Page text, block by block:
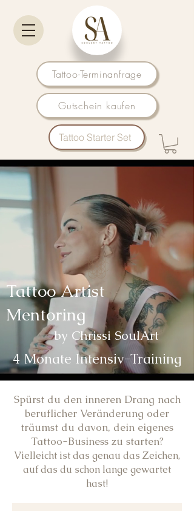
Tattoo-Terminanfrage
Gutschein kaufen
Tattoo Starter Set
Tattoo Artist
Mentoring
by Chrissi SoulArt
4 Monate Intensiv-Training
Spürst du den inneren Drang nach
beruflicher Veränderung oder
träumst du davon, dein eigenes
Tattoo-Business zu starten?
Vielleicht ist das genau das Zeichen,
auf das du schon lange gewartet
hast!